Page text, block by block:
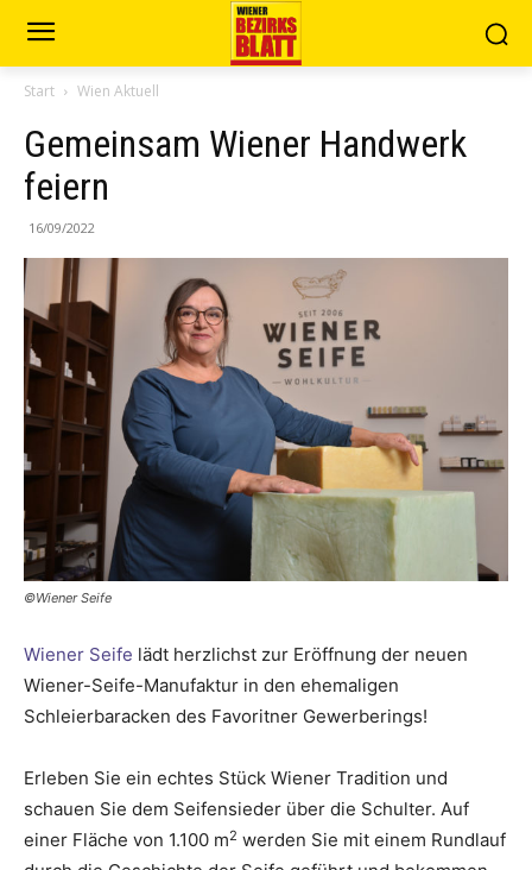
Start Wien Aktuell
Gemeinsam Wiener Handwerk
feiern
16/09/2022
©Wiener Seife
Wiener Seife lädt herzlichst zur Eröffnung der neuen
Wiener-Seife-Manufaktur in den ehemaligen
Schleierbaracken des Favoritner Gewerberings!
Erleben Sie ein echtes Stück Wiener Tradition und
schauen Sie dem Seifensieder über die Schulter. Auf
einer Fläche von 1.100 m2 werden Sie mit einem Rundlauf